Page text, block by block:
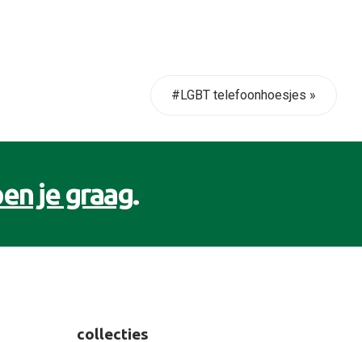
#LGBT telefoonhoesjes »
je graag.
collecties